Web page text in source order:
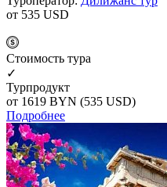
от 535 USD
Cтоимость тура
✓
Турпродукт
от 1619 BYN (535 USD)
Подробнее